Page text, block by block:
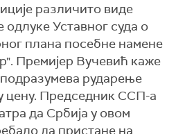
различито виде
одлуке Уставног суда о
плана посебне намене
Премијер Вучевић каже
рударење
цену. Председник ССП-а
да Србија у овом
да пристане на